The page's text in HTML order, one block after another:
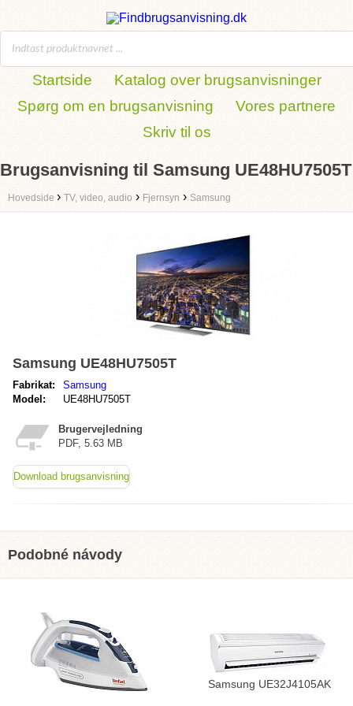
Startside
Katalog over brugsanvisninger
Spørg om en brugsanvisning
Vores partnere
Skriv til os
Brugsanvisning til Samsung UE48HU7505T
Hovedside › TV, video, audio › Fjernsyn › Samsung
Samsung UE48HU7505T
Fabrikat:
Samsung
Model:
UE48HU7505T
Brugervejledning
PDF, 5.63 MB
Download brugsanvisning
Podobné návody
Samsung UE32J4105AK